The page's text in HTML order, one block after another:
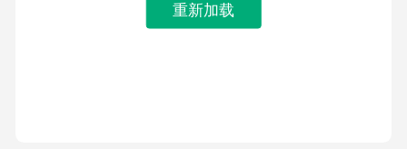
重新加载